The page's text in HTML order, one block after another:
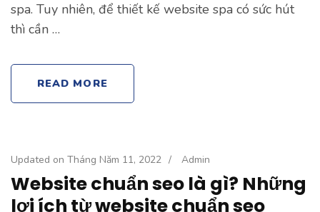
spa. Tuy nhiên, để thiết kế website spa có sức hút
thì cần …
READ MORE
Updated on Tháng Năm 11, 2022 / Admin
Website chuẩn seo là gì? Những
lợi ích từ website chuẩn seo